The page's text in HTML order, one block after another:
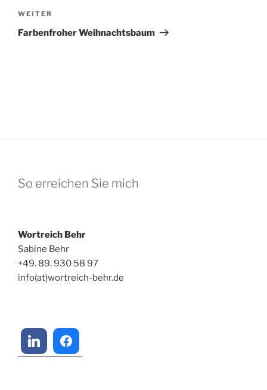
Nächster
Beitrag
WEITER
Farbenfroher Weihnachtsbaum
So erreichen Sie mich
Wortreich Behr
Sabine Behr
+49. 89. 930 58 97
info(at)wortreich-behr.de